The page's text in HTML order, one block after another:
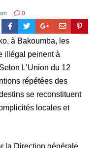
0
à Bakoumba, les
illégal peinent à
L’Union du 12
répétées des
se reconstituent
locales et